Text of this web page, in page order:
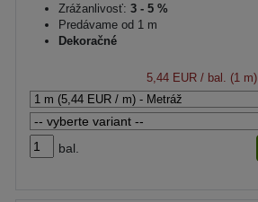
Zrážanlivosť: 3 - 5 %
Predávame od 1 m
Dekoračné
5,44 EUR/ bal. (1 m)
bal.